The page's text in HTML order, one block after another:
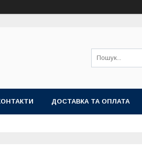
ДОСТАВКА ТА ОПЛАТА